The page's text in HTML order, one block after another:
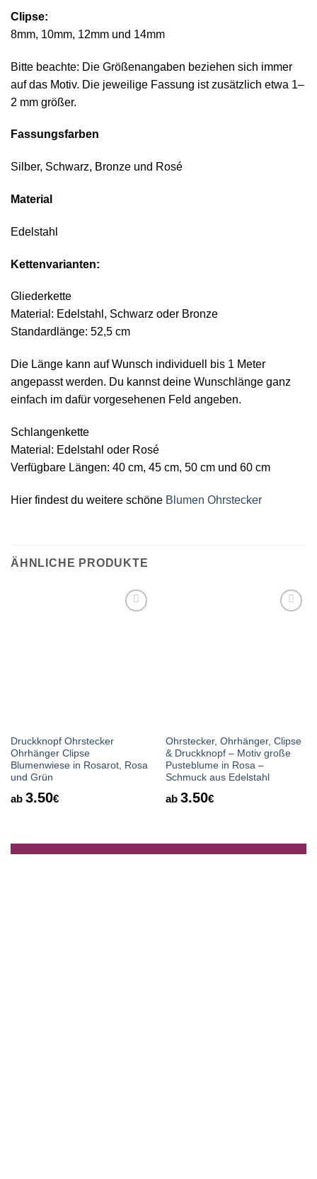
Clipse:
8mm, 10mm, 12mm und 14mm
Bitte beachte: Die Größenangaben beziehen sich immer
auf das Motiv. Die jeweilige Fassung ist zusätzlich etwa 1–
2 mm größer.
Fassungsfarben
Silber, Schwarz, Bronze und Rosé
Material
Edelstahl
Kettenvarianten:
Gliederkette
Material: Edelstahl, Schwarz oder Bronze
Standardlänge: 52,5 cm
Die Länge kann auf Wunsch individuell bis 1 Meter
angepasst werden. Du kannst deine Wunschlänge ganz
einfach im dafür vorgesehenen Feld angeben.
Schlangenkette
Material: Edelstahl oder Rosé
Verfügbare Längen: 40 cm, 45 cm, 50 cm und 60 cm
Hier findest du weitere schöne Blumen Ohrstecker
ÄHNLICHE PRODUKTE
Druckknopf Ohrstecker
Ohrhänger Clipse
Blumenwiese in Rosarot, Rosa
und Grün
ab 3.50€
Ohrstecker, Ohrhänger, Clipse
& Druckknopf – Motiv große
Pusteblume in Rosa –
Schmuck aus Edelstahl
ab 3.50€